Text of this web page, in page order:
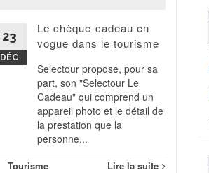
23
DÉC
Le chèque-cadeau en
vogue dans le tourisme
Selectour propose, pour sa
part, son "Selectour Le
Cadeau" qui comprend un
appareil photo et le détail de
la prestation que la
personne...
Tourisme Lire la suite